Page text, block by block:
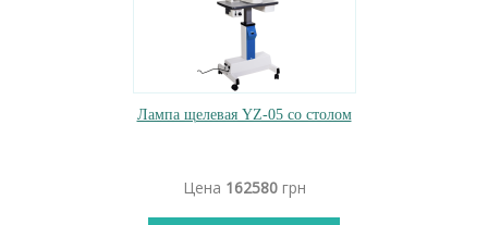
Лампа щелевая YZ-05 со столом
Цена 162580грн